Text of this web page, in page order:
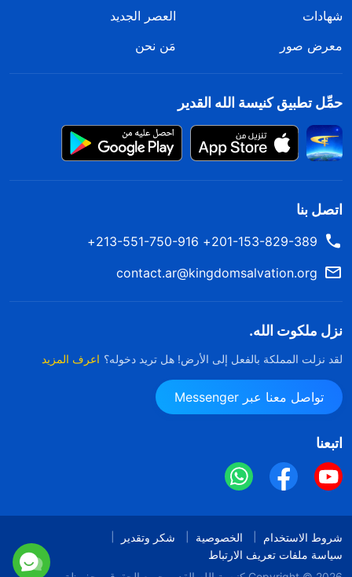
شهادات
العصر الجديد
معرض صور
مَن نحن
حمِّل تطبيق كنيسة الله القدير
اتصل بنا
201-153-829-389+ 213-551-750-916+
contact.ar@kingdomsalvation.org
نزل ملكوت الله.
لقد نزلت المملكة بالفعل إلى الأرض! هل تريد دخوله؟ اعرف المزيد
تواصل معنا عبر Messenger
اتبعنا
شروط الاستخدام الخصوصية
شكر وتقدير
سياسة ملفات تعريف الارتباط